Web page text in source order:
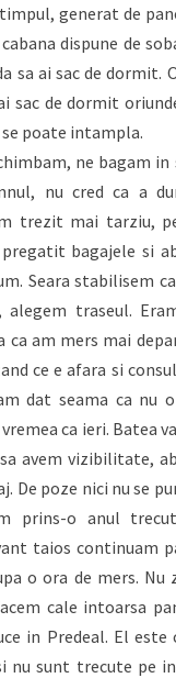
generat de
dispune de
sa ai sac de dormit.
sac de dormit
poate intampla.
ne bagam in
nu cred ca a
trezit mai tarziu,
bagajele si
Seara stabilisem
traseul.
ca am mers mai
ce e afara si
dat seama ca nu
ca ieri. Batea
avem vizibilitate,
De poze nici nu se
prins-o anul
taios continuam
o ora de mers. Nu
cale intoarsa
in Predeal. El este
nu sunt trecute pe